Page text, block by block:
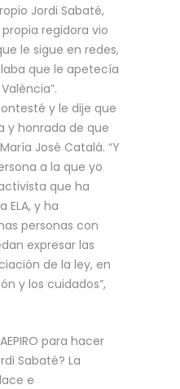
Jordi Sabaté,
regidora vio
le sigue en redes,
que le apetecía
y le dije que
y honrada de que
José Catalá. “Y
a la que yo
que ha
ELA, y ha
personas con
expresar las
de la ley, en
y los cuidados”,
para hacer
Sabaté? La
e